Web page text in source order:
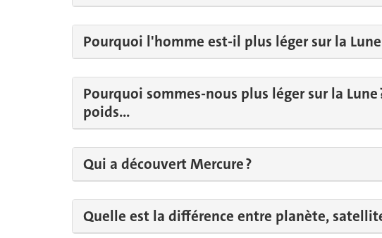
Pourquoi l'homme est-il plus léger sur la Lune
Pourquoi sommes-nous plus léger sur la
poids...
Qui a découvert Mercure ?
Quelle est la différence entre planète,